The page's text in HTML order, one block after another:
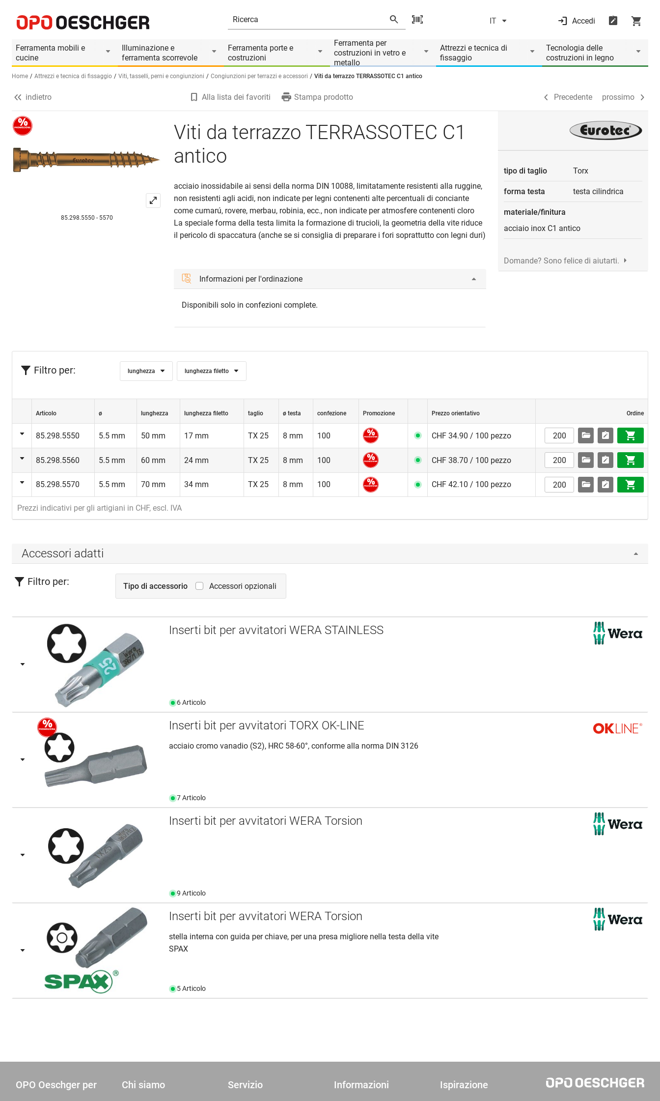
IT Accedi
Ferramenta mobili e
cucine
Illuminazione e
ferramenta scorrevole
Ferramenta porte e
costruzioni
Ferramenta per
costruzioni in vetro e
metallo
Attrezzi e tecnica di
fissaggio
Tecnologia delle
costruzioni in legno
Seleziona una lingua (IT)
Home Attrezzi e tecnica di fissaggio Viti, tasselli, perni e congiunzioni Congiunzioni per terrazzi e accessori Viti da terrazzo TERRASSOTEC C1 antico
Informazioni prodotto
Accessori adatti Precedente prossimo
indietro Alla lista dei favoriti Stampa prodotto Precedente prossimo
85.298.5550 - 5570
Viti da terrazzo TERRASSOTEC C1
antico
acciaio inossidabile ai sensi della norma DIN 10088, limitatamente resistenti alla ruggine,
non resistenti agli acidi, non indicate per legni contenenti alte percentuali di conciante
come cumarú, rovere, merbau, robinia, ecc., non indicate per atmosfere contenenti cloro
La speciale forma della testa limita la formazione di trucioli, la geometria della vite riduce
il pericolo di spaccatura (anche se si consiglia di preparare i fori soprattutto con legni duri)
Informazioni per l'ordinazione
Disponibili solo in confezioni complete.
tipo di taglio Torx
forma testa testa cilindrica
materiale/finitura
acciaio inox C1 antico
Domande? Sono felice di aiutarti.
Filtro per: lunghezza lunghezza filetto
Articolo ø lunghezza lunghezza filetto taglio ø testa confezione Promozione Prezzo orientativo Ordine
85.298.5550 5.5 mm 50 mm 17 mm TX 25 8 mm 100 CHF 34.90 / 100 pezzo
85.298.5560 5.5 mm 60 mm 24 mm TX 25 8 mm 100 CHF 38.70 / 100 pezzo
85.298.5570 5.5 mm 70 mm 34 mm TX 25 8 mm 100 CHF 42.10 / 100 pezzo
Prezzi indicativi per gli artigiani in CHF, escl. IVA
Accessori adatti
Filtro per: Tipo di accessorio Accessori opzionali
Inserti bit per avvitatori WERA STAINLESS
6 Articolo
Inserti bit per avvitatori TORX OK-LINE
acciaio cromo vanadio (S2), HRC 58-60°, conforme alla norma DIN 3126
7 Articolo
Inserti bit per avvitatori WERA Torsion
9 Articolo
Inserti bit per avvitatori WERA Torsion
stella interna con guida per chiave, per una presa migliore nella testa della vite
SPAX
5 Articolo
OPO Oeschger per Chi siamo Servizio Informazioni Ispirazione